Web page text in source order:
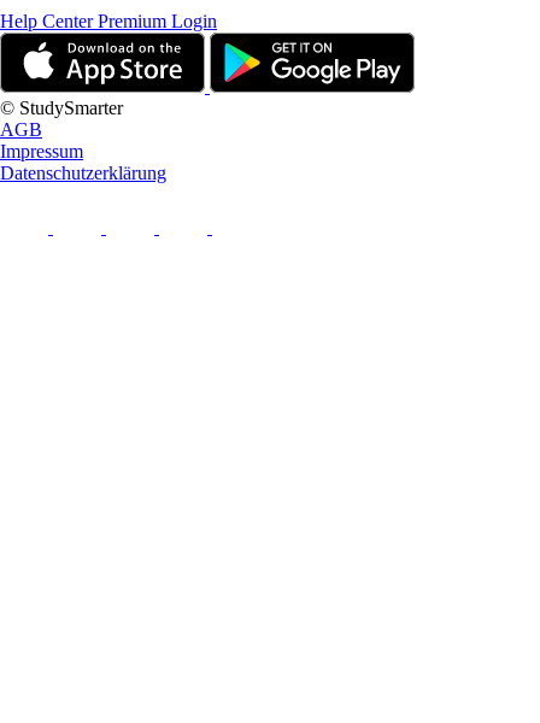
Help CenterPremium Login
© StudySmarter
AGB
Impressum
Datenschutzerklärung